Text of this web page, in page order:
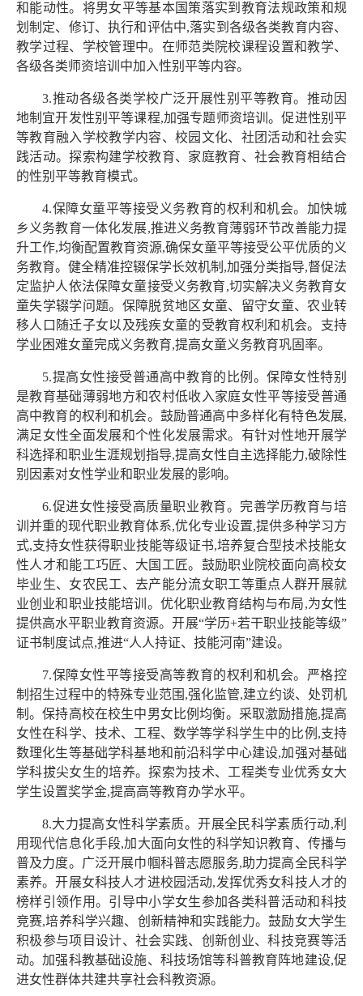
和能动性。将男女平等基本国策落实到教育法规政策和规
划制定、修订、执行和评估中,落实到各级各类教育内容、
教学过程、学校管理中。在师范类院校课程设置和教学、
各级各类师资培训中加入性别平等内容。
3.推动各级各类学校广泛开展性别平等教育。推动因
地制宜开发性别平等课程,加强专题师资培训。促进性别平
等教育融入学校教学内容、校园文化、社团活动和社会实
践活动。探索构建学校教育、家庭教育、社会教育相结合
的性别平等教育模式。
4.保障女童平等接受义务教育的权利和机会。加快城
乡义务教育一体化发展,推进义务教育薄弱环节改善能力提
升工作,均衡配置教育资源,确保女童平等接受公平优质的义
务教育。健全精准控辍保学长效机制,加强分类指导,督促法
定监护人依法保障女童接受义务教育,切实解决义务教育女
童失学辍学问题。保障脱贫地区女童、留守女童、农业转
移人口随迁子女以及残疾女童的受教育权利和机会。支持
学业困难女童完成义务教育,提高女童义务教育巩固率。
5.提高女性接受普通高中教育的比例。保障女性特别
是教育基础薄弱地方和农村低收入家庭女性平等接受普通
高中教育的权利和机会。鼓励普通高中多样化有特色发展,
满足女性全面发展和个性化发展需求。有针对性地开展学
科选择和职业生涯规划指导,提高女性自主选择能力,破除性
别因素对女性学业和职业发展的影响。
6.促进女性接受高质量职业教育。完善学历教育与培
训并重的现代职业教育体系,优化专业设置,提供多种学习方
式,支持女性获得职业技能等级证书,培养复合型技术技能女
性人才和能工巧匠、大国工匠。鼓励职业院校面向高校女
毕业生、女农民工、去产能分流女职工等重点人群开展就
业创业和职业技能培训。优化职业教育结构与布局,为女性
提供高水平职业教育资源。开展“学历+若干职业技能等级”
证书制度试点,推进“人人持证、技能河南”建设。
7.保障女性平等接受高等教育的权利和机会。严格控
制招生过程中的特殊专业范围,强化监管,建立约谈、处罚机
制。保持高校在校生中男女比例均衡。采取激励措施,提高
女性在科学、技术、工程、数学等学科学生中的比例,支持
数理化生等基础学科基地和前沿科学中心建设,加强对基础
学科拔尖女生的培养。探索为技术、工程类专业优秀女大
学生设置奖学金,提高高等教育办学水平。
8.大力提高女性科学素质。开展全民科学素质行动,利
用现代信息化手段,加大面向女性的科学知识教育、传播与
普及力度。广泛开展巾帼科普志愿服务,助力提高全民科学
素养。开展女科技人才进校园活动,发挥优秀女科技人才的
榜样引领作用。引导中小学女生参加各类科普活动和科技
竞赛,培养科学兴趣、创新精神和实践能力。鼓励女大学生
积极参与项目设计、社会实践、创新创业、科技竞赛等活
动。加强科教基础设施、科技场馆等科普教育阵地建设,促
进女性群体共建共享社会科教资源。